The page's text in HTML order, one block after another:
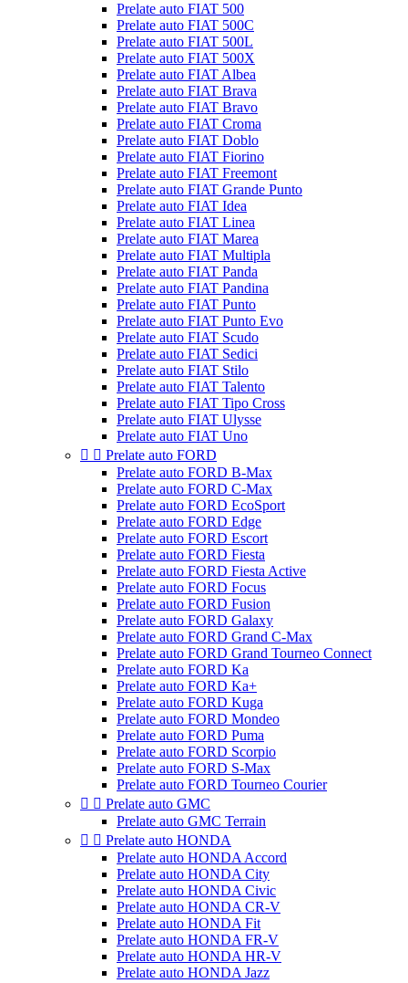
Prelate auto FIAT 500
Prelate auto FIAT 500C
Prelate auto FIAT 500L
Prelate auto FIAT 500X
Prelate auto FIAT Albea
Prelate auto FIAT Brava
Prelate auto FIAT Bravo
Prelate auto FIAT Croma
Prelate auto FIAT Doblo
Prelate auto FIAT Fiorino
Prelate auto FIAT Freemont
Prelate auto FIAT Grande Punto
Prelate auto FIAT Idea
Prelate auto FIAT Linea
Prelate auto FIAT Marea
Prelate auto FIAT Multipla
Prelate auto FIAT Panda
Prelate auto FIAT Pandina
Prelate auto FIAT Punto
Prelate auto FIAT Punto Evo
Prelate auto FIAT Scudo
Prelate auto FIAT Sedici
Prelate auto FIAT Stilo
Prelate auto FIAT Talento
Prelate auto FIAT Tipo Cross
Prelate auto FIAT Ulysse
Prelate auto FIAT Uno
  Prelate auto FORD
Prelate auto FORD B-Max
Prelate auto FORD C-Max
Prelate auto FORD EcoSport
Prelate auto FORD Edge
Prelate auto FORD Escort
Prelate auto FORD Fiesta
Prelate auto FORD Fiesta Active
Prelate auto FORD Focus
Prelate auto FORD Fusion
Prelate auto FORD Galaxy
Prelate auto FORD Grand C-Max
Prelate auto FORD Grand Tourneo Connect
Prelate auto FORD Ka
Prelate auto FORD Ka+
Prelate auto FORD Kuga
Prelate auto FORD Mondeo
Prelate auto FORD Puma
Prelate auto FORD Scorpio
Prelate auto FORD S-Max
Prelate auto FORD Tourneo Courier
  Prelate auto GMC
Prelate auto GMC Terrain
  Prelate auto HONDA
Prelate auto HONDA Accord
Prelate auto HONDA City
Prelate auto HONDA Civic
Prelate auto HONDA CR-V
Prelate auto HONDA Fit
Prelate auto HONDA FR-V
Prelate auto HONDA HR-V
Prelate auto HONDA Jazz